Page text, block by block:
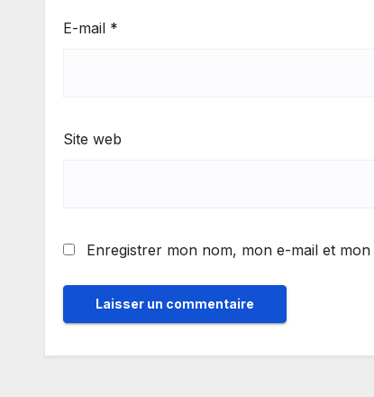
E-mail *
Site web
Enregistrer mon nom, mon e-mail et